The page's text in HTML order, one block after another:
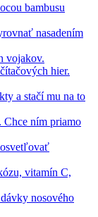
bambusu
nasadením
vojakov.
hier.
a stačí mu na to
Chce ním priamo
osvetľovať
vitamín C,
nosového